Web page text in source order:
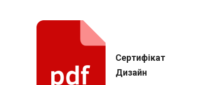
Сертифікат
Дизайн